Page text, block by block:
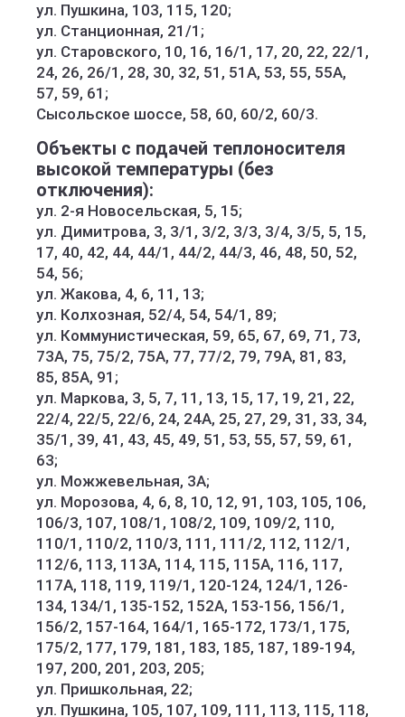
ул. Пушкина, 103, 115, 120;
ул. Станционная, 21/1;
ул. Старовского, 10, 16, 16/1, 17, 20, 22, 22/1,
24, 26, 26/1, 28, 30, 32, 51, 51А, 53, 55, 55А,
57, 59, 61;
Сысольское шоссе, 58, 60, 60/2, 60/3.
Объекты с подачей теплоносителя
высокой температуры (без
отключения):
ул. 2-я Новосельская, 5, 15;
ул. Димитрова, 3, 3/1, 3/2, 3/3, 3/4, 3/5, 5, 15,
17, 40, 42, 44, 44/1, 44/2, 44/3, 46, 48, 50, 52,
54, 56;
ул. Жакова, 4, 6, 11, 13;
ул. Колхозная, 52/4, 54, 54/1, 89;
ул. Коммунистическая, 59, 65, 67, 69, 71, 73,
73А, 75, 75/2, 75А, 77, 77/2, 79, 79А, 81, 83,
85, 85А, 91;
ул. Маркова, 3, 5, 7, 11, 13, 15, 17, 19, 21, 22,
22/4, 22/5, 22/6, 24, 24А, 25, 27, 29, 31, 33, 34,
35/1, 39, 41, 43, 45, 49, 51, 53, 55, 57, 59, 61,
63;
ул. Можжевельная, 3А;
ул. Морозова, 4, 6, 8, 10, 12, 91, 103, 105, 106,
106/3, 107, 108/1, 108/2, 109, 109/2, 110,
110/1, 110/2, 110/3, 111, 111/2, 112, 112/1,
112/6, 113, 113А, 114, 115, 115А, 116, 117,
117А, 118, 119, 119/1, 120-124, 124/1, 126-
134, 134/1, 135-152, 152А, 153-156, 156/1,
156/2, 157-164, 164/1, 165-172, 173/1, 175,
175/2, 177, 179, 181, 183, 185, 187, 189-194,
197, 200, 201, 203, 205;
ул. Пришкольная, 22;
ул. Пушкина, 105, 107, 109, 111, 113, 115, 118,